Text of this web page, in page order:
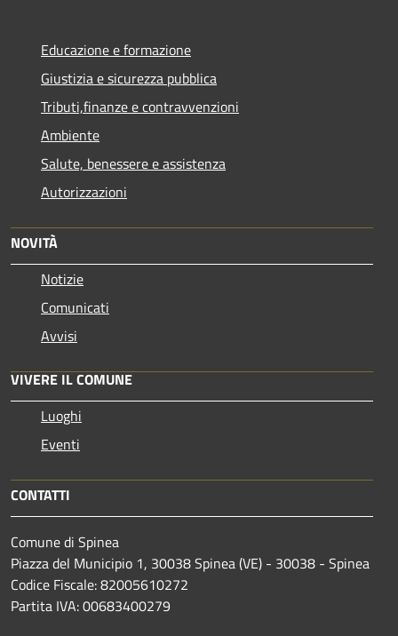
Educazione e formazione
Giustizia e sicurezza pubblica
Tributi,finanze e contravvenzioni
Ambiente
Salute, benessere e assistenza
Autorizzazioni
NOVITÀ
Notizie
Comunicati
Avvisi
VIVERE IL COMUNE
Luoghi
Eventi
CONTATTI
Comune di Spinea
Piazza del Municipio 1, 30038 Spinea (VE) - 30038 - Spinea
Codice Fiscale: 82005610272
Partita IVA: 00683400279